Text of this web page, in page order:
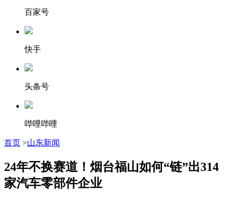
百家号
快手
头条号
哔哩哔哩
首页 >山东新闻
24年不换赛道！烟台福山如何“链”出314
家汽车零部件企业